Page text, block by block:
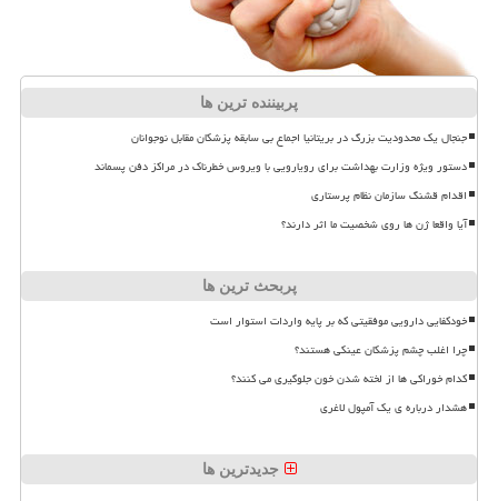
پربیننده ترین ها
جنجال یک محدودیت بزرگ در بریتانیا اجماع بی سابقه پزشکان مقابل نوجوانان
دستور ویژه وزارت بهداشت برای رویارویی با ویروس خطرناک در مراکز دفن پسماند
اقدام قشنگ سازمان نظام پرستاری
آیا واقعا ژن ها روی شخصیت ما اثر دارند؟
پربحث ترین ها
خودکفایی دارویی موفقیتی که بر پایه واردات استوار است
چرا اغلب چشم پزشکان عینکی هستند؟
کدام خوراکی ها از لخته شدن خون جلوگیری می کنند؟
هشدار درباره ی یک آمپول لاغری
جدیدترین ها